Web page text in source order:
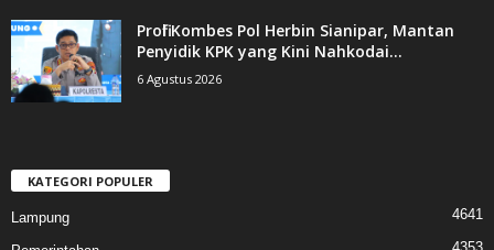
Profil Kombes Pol Herbin Sianipar, Mantan
Penyidik KPK yang Kini Nahkodai...
6 Agustus 2026
KATEGORI POPULER
Lampung 4641